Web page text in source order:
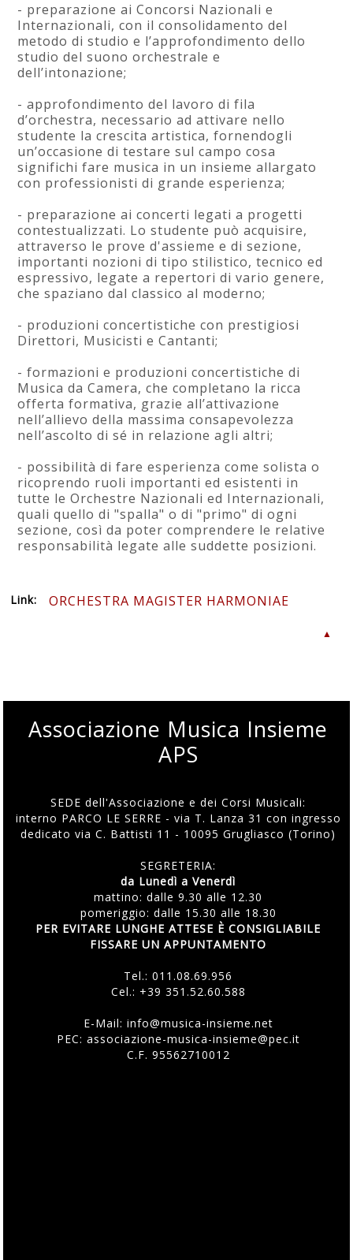
- preparazione ai Concorsi Nazionali e
Internazionali, con il consolidamento del
metodo di studio e l’approfondimento dello
studio del suono orchestrale e
dell’intonazione;
- approfondimento del lavoro di fila
d’orchestra, necessario ad attivare nello
studente la crescita artistica, fornendogli
un’occasione di testare sul campo cosa
significhi fare musica in un insieme allargato
con professionisti di grande esperienza;
- preparazione ai concerti legati a progetti
contestualizzati. Lo studente può acquisire,
attraverso le prove d'assieme e di sezione,
importanti nozioni di tipo stilistico, tecnico ed
espressivo, legate a repertori di vario genere,
che spaziano dal classico al moderno;
- produzioni concertistiche con prestigiosi
Direttori, Musicisti e Cantanti;
- formazioni e produzioni concertistiche di
Musica da Camera, che completano la ricca
offerta formativa, grazie all’attivazione
nell’allievo della massima consapevolezza
nell’ascolto di sé in relazione agli altri;
- possibilità di fare esperienza come solista o
ricoprendo ruoli importanti ed esistenti in
tutte le Orchestre Nazionali ed Internazionali,
quali quello di "spalla" o di "primo" di ogni
sezione, così da poter comprendere le relative
responsabilità legate alle suddette posizioni.
Link: ORCHESTRA MAGISTER HARMONIAE
▲
Associazione Musica Insieme
APS
SEDE dell'Associazione e dei Corsi Musicali:
interno PARCO LE SERRE - via T. Lanza 31 con ingresso
dedicato via C. Battisti 11 - 10095 Grugliasco (Torino)
SEGRETERIA:
da Lunedì a Venerdì
mattino: dalle 9.30 alle 12.30
pomeriggio: dalle 15.30 alle 18.30
PER EVITARE LUNGHE ATTESE È CONSIGLIABILE
FISSARE UN APPUNTAMENTO
Tel.:011.08.69.956
Cel.: +39 351.52.60.588
E-Mail: info@musica-insieme.net
PEC: associazione-musica-insieme@pec.it
C.F. 95562710012